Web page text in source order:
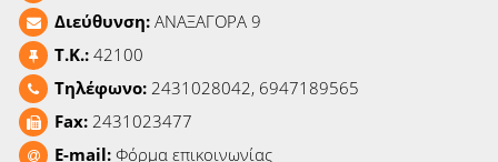
Ειδήσεις
Παιχνίδια
Ραδιόφωνο
Διεύθυνση: ΑΝΑΞΑΓΟΡΑ 9
T.K.: 42100
Τηλέφωνο: 2431028042, 6947189565
Fax: 2431023477
E-mail: Φόρμα επικοινωνίας